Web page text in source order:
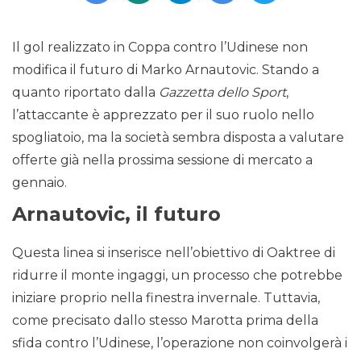
Il gol realizzato in Coppa contro l’Udinese non
modifica il futuro di Marko Arnautovic. Stando a
quanto riportato dalla Gazzetta dello Sport,
l’attaccante è apprezzato per il suo ruolo nello
spogliatoio, ma la società sembra disposta a valutare
offerte già nella prossima sessione di mercato a
gennaio.
Arnautovic, il futuro
Questa linea si inserisce nell’obiettivo di Oaktree di
ridurre il monte ingaggi, un processo che potrebbe
iniziare proprio nella finestra invernale. Tuttavia,
come precisato dallo stesso Marotta prima della
sfida contro l’Udinese, l’operazione non coinvolgerà i